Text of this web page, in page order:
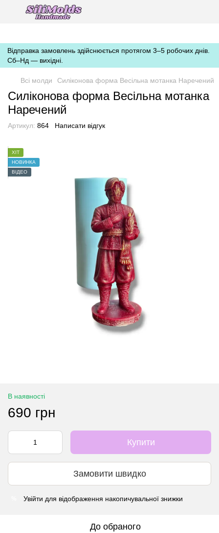
https://silimolds.com.ua//.well-known/apple-developer-merchantid-
domain-association
Відправка замовлень здійснюється протягом 3–5 робочих днів.
Сб–Нд — вихідні.
Всі молди Силіконова форма Весільна мотанка Наречений
Силіконова форма Весільна мотанка
Наречений
Артикул: 864 Написати відгук
ХІТ
НОВИНКА
ВІДЕО
В наявності
690 грн
Купити
Замовити швидко
Увійти для відображення накопичувальної знижки
До обраного